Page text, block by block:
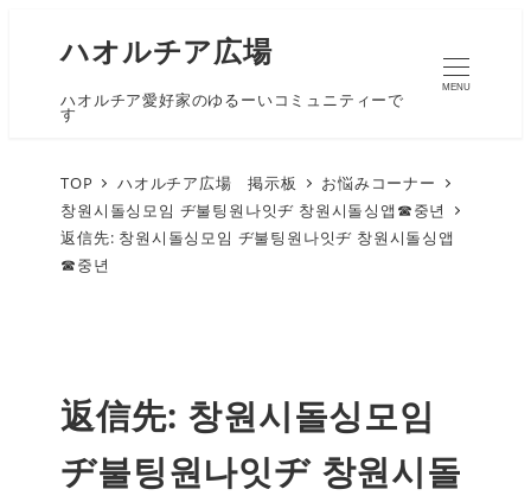
ハオルチア広場
ハオルチア愛好家のゆるーいコミュニティーで
す
MENU
TOP ハオルチア広場 掲示板
お悩みコーナー
창원시돌싱모임 ヂ불팅원나잇ヂ 창원시돌싱앱☎중년
返信先: 창원시돌싱모임 ヂ불팅원나잇ヂ 창원시돌싱앱
☎중년
返信先: 창원시돌싱모임
ヂ불팅원나잇ヂ 창원시돌